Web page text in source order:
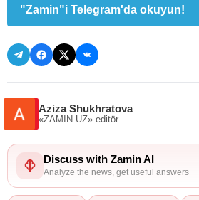
"Zamin"i Telegram'da okuyun!
Aziza Shukhratova
«ZAMIN.UZ» editör
Discuss with Zamin AI
Analyze the news, get useful answers